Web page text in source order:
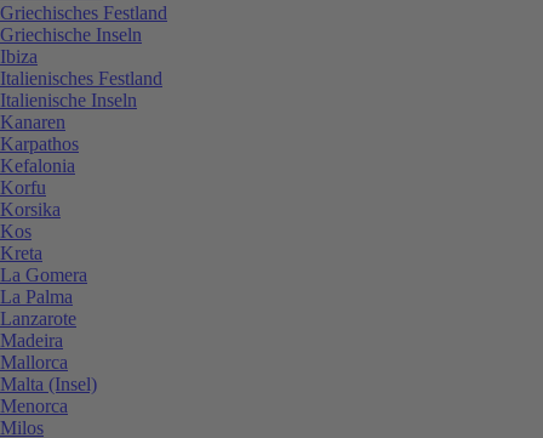
Griechisches Festland
Griechische Inseln
Ibiza
Italienisches Festland
Italienische Inseln
Kanaren
Karpathos
Kefalonia
Korfu
Korsika
Kos
Kreta
La Gomera
La Palma
Lanzarote
Madeira
Mallorca
Malta (Insel)
Menorca
Milos